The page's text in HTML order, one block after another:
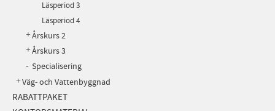
Läsperiod 3
Läsperiod 4
Årskurs 2
Årskurs 3
Specialisering
Väg- och Vattenbyggnad
RABATTPAKET